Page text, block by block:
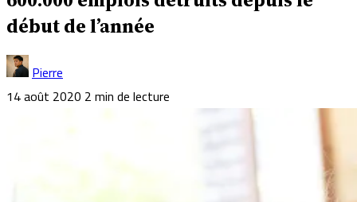
début de l’année
Pierre
14 août 2020 2 min de lecture